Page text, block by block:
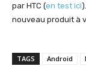
par HTC (en test ici
nouveau produit à
TAGS Android